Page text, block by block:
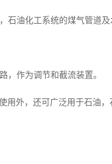
油化工系统的煤气管道及
作为调节和截流装置。
用外，还可广泛用于石油